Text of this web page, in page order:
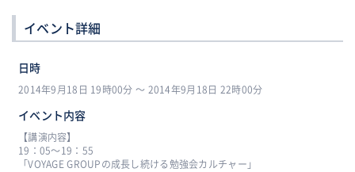
イベント詳細
日時
2014年9月18日 19時00分 〜 2014年9月18日 22時00分
イベント内容
【講演内容】
19：05〜19：55
「VOYAGE GROUPの成長し続ける勉強会カルチャー」